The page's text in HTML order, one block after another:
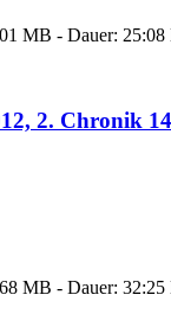
MB - Dauer:
2. Chronik
MB - Dauer: